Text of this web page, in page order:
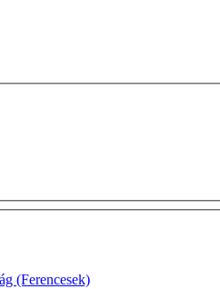
(Ferencesek)